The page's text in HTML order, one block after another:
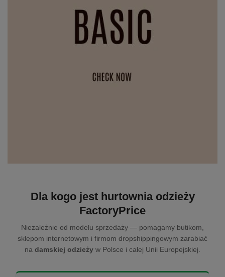
Dla kogo jest hurtownia odzieży
FactoryPrice
Niezależnie od modelu sprzedaży — pomagamy butikom,
sklepom internetowym i firmom dropshippingowym zarabiać
na damskiej odzieży w Polsce i całej Unii Europejskiej.